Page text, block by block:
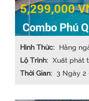
5,299,000
Combo Phú
dịch vụ
Hình Thức: Hằng
Lộ Trình: Xuất phát
Thời Gian: 3 Ngày 2